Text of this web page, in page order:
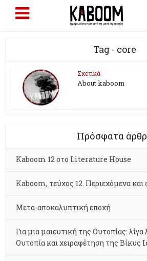
Tag - core
Σχετικά
About kaboom
Πρόσφατα
Kaboom 12 στο Literature House
Kaboom, τεύχος 12. Περιεχόμενα
Μετα-αποκαλυπτική εποχή
Για μια μαιευτική της Ουτοπίας: λίγα
Ουτοπία και χειραφέτηση της Βίκυς